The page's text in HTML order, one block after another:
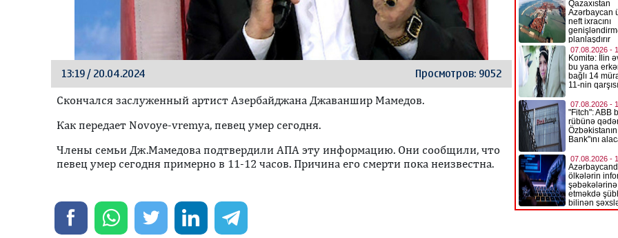
13:19 / 20.04.2024 Просмотров: 9052
Скончался заслуженный артист Азербайджана Джаваншир Мамедов.
Как передает Novoye-vremya, певец умер сегодня.
Члены семьи Дж.Мамедова подтвердили АПА эту информацию. Они сообщили, что
певец умер сегодня примерно в 11-12 часов. Причина его смерти пока неизвестна.